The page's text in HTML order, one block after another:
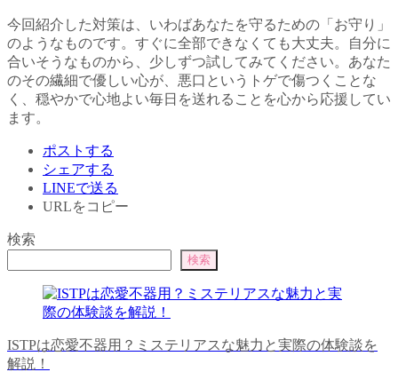
今回紹介した対策は、いわばあなたを守るための「お守り」
のようなものです。すぐに全部できなくても大丈夫。自分に
合いそうなものから、少しずつ試してみてください。あなた
のその繊細で優しい心が、悪口というトゲで傷つくことな
く、穏やかで心地よい毎日を送れることを心から応援してい
ます。
ポストする
シェアする
LINEで送る
URLをコピー
検索
検索
ISTPは恋愛不器用？ミステリアスな魅力と実際の体験談を
解説！